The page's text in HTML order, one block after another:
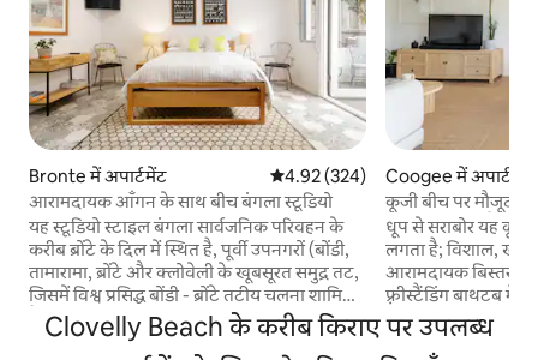
Bronte में अपार्टमेंट औसत रेटिंग 5 में से 4.92, 324 समीक्षाएँ
4.92 (324)
आरामदायक आँगन के साथ बीच बंगला स्टूडियो
यह स्टूडियो स्टाइल बंगला सार्वजनिक परिवहन के
करीब ब्रोंटे के दिल में स्थित है, पूर्वी उपनगरों (बोंडी,
तामारामा, ब्रोंटे और क्लोवेली के खूबसूरत समुद्र तट,
जिसमें विश्व प्रसिद्ध बोंडी - ब्रोंटे तटीय चलना शामिल
है! आधुनिक सजावट और खत्म के साथ फिट यह गर्म
और आमंत्रित दोनों के साथ - साथ एक डिजाइनर
Coogee में अपार्टमेंट
कूजी बीच पर मौजूद
ठिकाना | निजी गैरेज
धूप से सराबोर यह
लगता है; विशाल,
आरामदायक बिस्तरों
फ़्रीस्टैंडिंग बाथटब में
बारबेक्यू वाली
लें और हर कमरे में तेज़
Clovelly Beach के करीब किराए पर उपलब्ध